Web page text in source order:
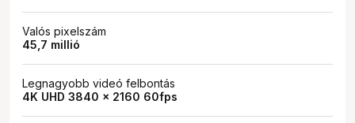
Valós pixelszám
45,7 millió
Legnagyobb videó felbontás
4K UHD 3840 x 2160 60fps